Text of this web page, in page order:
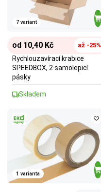
7 variant
od 10,40 Kč až -25%
Rychlouzavírací krabice
SPEEDBOX, 2 samolepicí
pásky
Skladem
1 varianta